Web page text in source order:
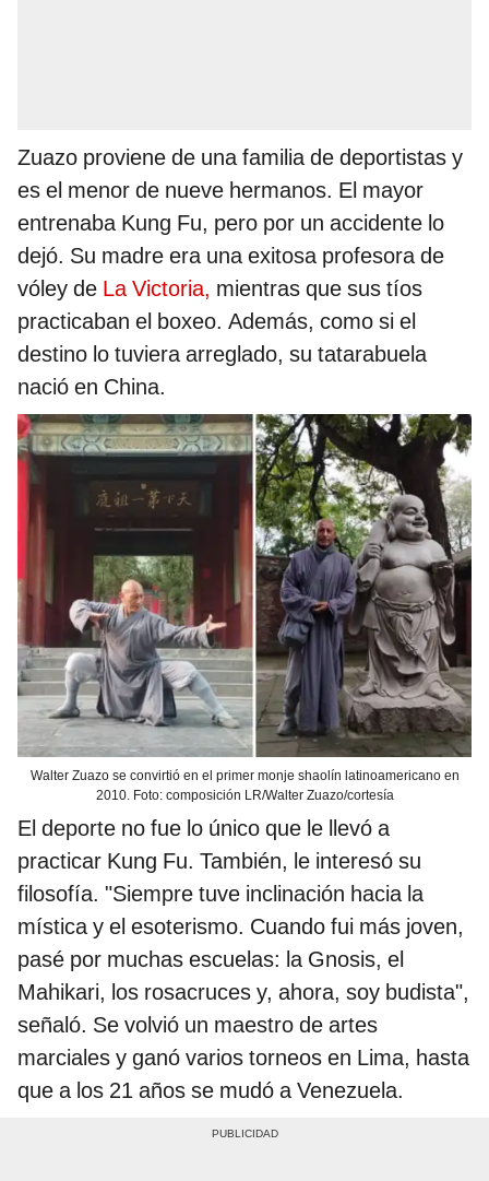
Zuazo proviene de una familia de deportistas y
es el menor de nueve hermanos. El mayor
entrenaba Kung Fu, pero por un accidente lo
dejó. Su madre era una exitosa profesora de
vóley de La Victoria, mientras que sus tíos
practicaban el boxeo. Además, como si el
destino lo tuviera arreglado, su tatarabuela
nació en China.
Walter Zuazo se convirtió en el primer monje shaolín latinoamericano en
2010. Foto: composición LR/Walter Zuazo/cortesía
El deporte no fue lo único que le llevó a
practicar Kung Fu. También, le interesó su
filosofía. "Siempre tuve inclinación hacia la
mística y el esoterismo. Cuando fui más joven,
pasé por muchas escuelas: la Gnosis, el
Mahikari, los rosacruces y, ahora, soy budista",
señaló. Se volvió un maestro de artes
marciales y ganó varios torneos en Lima, hasta
que a los 21 años se mudó a Venezuela.